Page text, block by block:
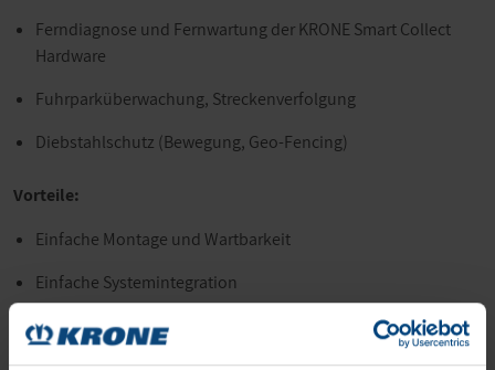
Ferndiagnose und Fernwartung der KRONE Smart Collect
Hardware
Fuhrparküberwachung, Streckenverfolgung
Diebstahlschutz (Bewegung, Geo-Fencing)
Vorteile:
Einfache Montage und Wartbarkeit
Einfache Systemintegration